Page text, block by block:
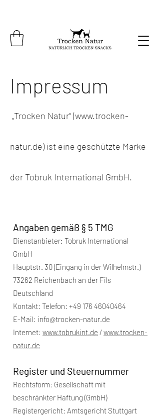
Impressum
„Trocken Natur“ (www.trocken-
natur.de) ist eine geschützte Marke
der Tobruk International GmbH.
Angaben gemäß § 5 TMG
Dienstanbieter: Tobruk International
GmbH
Hauptstr. 30 (Eingang in der Wilhelmstr.)
73262 Reichenbach an der Fils
Deutschland
Kontakt: Telefon: +49 176 46040464
E-Mail: info@trocken-natur.de
Internet: www.tobrukint.de /www.trocken-
natur.de
Register und Steuernummer
Rechtsform: Gesellschaft mit
beschränkter Haftung (GmbH)
Registergericht: Amtsgericht Stuttgart